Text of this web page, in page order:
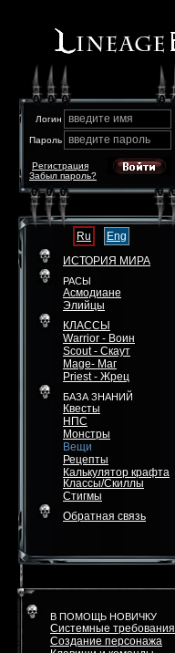
Логин введите имя
Пароль введите пароль
Забыл пароль?
Регистрация
Ru
Eng
ИСТОРИЯ МИРА
РАСЫ
Асмодиане
Элийцы
КЛАССЫ
Warrior - Воин
Scout - Скаут
Mage- Маг
Priest - Жрец
БАЗА ЗНАНИЙ
Квесты
НПС
Монстры
Вещи
Рецепты
Калькулятор крафта
Классы/Скиллы
Стигмы
Обратная связь
В ПОМОЩЬ НОВИЧКУ
Системные требования
Создание персонажа